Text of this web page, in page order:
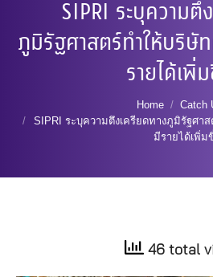
SIPRI ระบุความตึ
ภูมิรัฐศาสตร์ทำให้บริษั
รายได้เพิ่
Home
Catch
SIPRI ระบุความตึงเครียดทางภูมิรัฐศา
มีรายได้เพิ่ม
46 total